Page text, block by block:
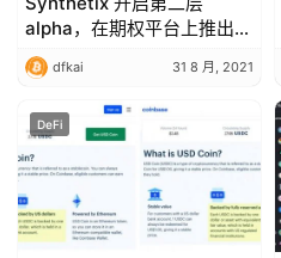
alpha，在期权平台上推出奥
运会投注
dfkai 31 8 月, 2021
DeFi